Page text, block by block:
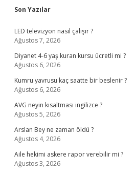
Sidebar
Son Yazılar
LED televizyon nasıl çalışır ?
Ağustos 7, 2026
Diyanet 4-6 yaş kuran kursu ücretli mi ?
Ağustos 6, 2026
Kumru yavrusu kaç saatte bir beslenir ?
Ağustos 6, 2026
AVG neyin kısaltması ingilizce ?
Ağustos 5, 2026
Arslan Bey ne zaman öldü ?
Ağustos 4, 2026
Aile hekimi askere rapor verebilir mi ?
Ağustos 3, 2026